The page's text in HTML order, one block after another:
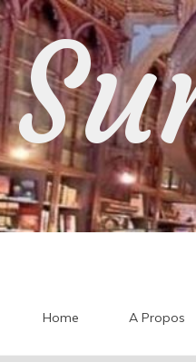
Home A Propos